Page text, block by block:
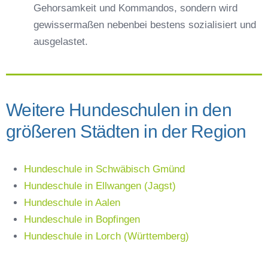
Gehorsamkeit und Kommandos, sondern wird
gewissermaßen nebenbei bestens sozialisiert und
ausgelastet.
Weitere Hundeschulen in den
größeren Städten in der Region
Hundeschule in Schwäbisch Gmünd
Hundeschule in Ellwangen (Jagst)
Hundeschule in Aalen
Hundeschule in Bopfingen
Hundeschule in Lorch (Württemberg)